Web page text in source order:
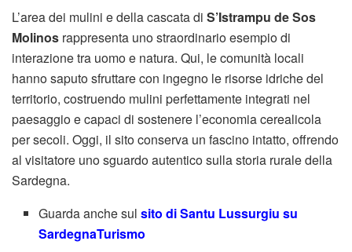
L’area dei mulini e della cascata di S’Istrampu de Sos
Molinos rappresenta uno straordinario esempio di
interazione tra uomo e natura. Qui, le comunità locali
hanno saputo sfruttare con ingegno le risorse idriche del
territorio, costruendo mulini perfettamente integrati nel
paesaggio e capaci di sostenere l’economia cerealicola
per secoli. Oggi, il sito conserva un fascino intatto, offrendo
al visitatore uno sguardo autentico sulla storia rurale della
Sardegna.
Guarda anche sulsito di Santu Lussurgiu su
SardegnaTurismo